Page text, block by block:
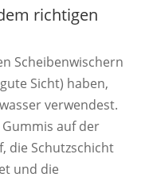
richtigen
Scheibenwischern
Sicht) haben,
verwendest.
auf der
die Schutzschicht
und die